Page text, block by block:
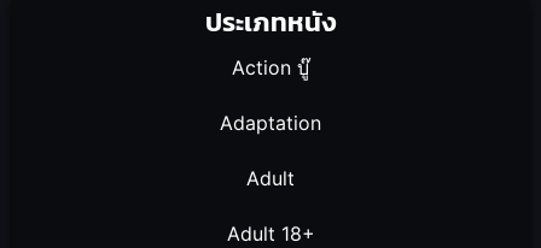
ประเภทหนัง
Action บู๊
Adaptation
Adult
Adult 18+